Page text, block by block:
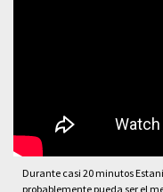
Durante casi 20 minutos
probablemente pueda ser el